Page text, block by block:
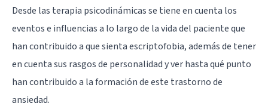
Desde las terapia psicodinámicas se tiene en cuenta los
eventos e influencias a lo largo de la vida del paciente que
han contribuido a que sienta escriptofobia, además de tener
en cuenta sus rasgos de personalidad y ver hasta qué punto
han contribuido a la formación de este trastorno de
ansiedad.